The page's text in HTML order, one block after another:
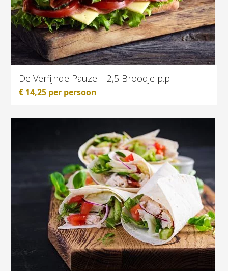
De Verfijnde Pauze – 2,5 Broodje p.p
€ 14,25 per persoon